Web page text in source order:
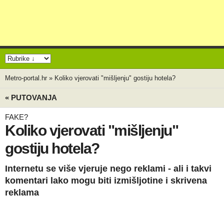
Metro-portal.hr » Koliko vjerovati "mišljenju" gostiju hotela?
« PUTOVANJA
FAKE?
Koliko vjerovati "mišljenju"
gostiju hotela?
Internetu se više vjeruje nego reklami - ali i takvi
komentari lako mogu biti izmišljotine i skrivena
reklama